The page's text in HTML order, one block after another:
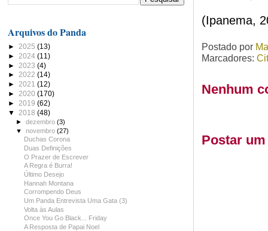
(Ipanema,
Postado por
Marcadores:
Nenhum
Postar
Arquivos do Panda
► 2025 (13)
► 2024 (11)
► 2023 (4)
► 2022 (14)
► 2021 (12)
► 2020 (170)
► 2019 (62)
▼ 2018 (48)
►dezembro(3)
▼novembro(27)
Duchas Corona
Duas Definições
O Prazer de Escrever
A Regra é Burra!
Último Desejo
Hannah Montana
Corrompendo Deus
Um Panda Entrevista Uma Gata (3)
Volta às Aulas
Once You Go Black... Friday
A Resposta de Papai Noel